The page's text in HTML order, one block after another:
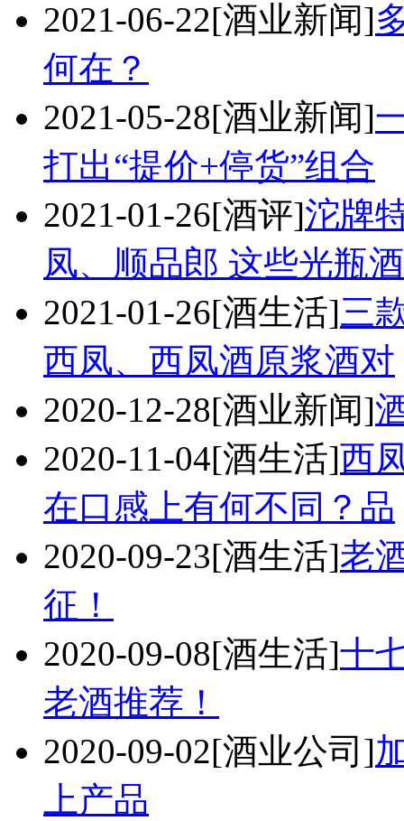
2021-06-22[酒业新闻]
何在？
2021-05-28[酒业新闻]
打出“提价+停货”组合
2021-01-26[酒评]沱牌
凤、顺品郎 这些光瓶酒
2021-01-26[酒生活]三
西凤、西凤酒原浆酒对
2020-12-28[酒业新闻]
2020-11-04[酒生活]西
在口感上有何不同？品
2020-09-23[酒生活]老
征！
2020-09-08[酒生活]十
老酒推荐！
2020-09-02[酒业公司]
上产品